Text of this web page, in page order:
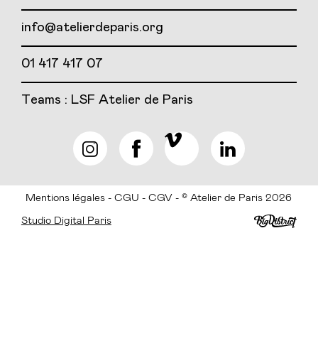
info@atelierdeparis.org
01 417 417 07
Teams : LSF Atelier de Paris
Studio Digital Paris
Mentions légales CGU CGV © Atelier de Paris 2026